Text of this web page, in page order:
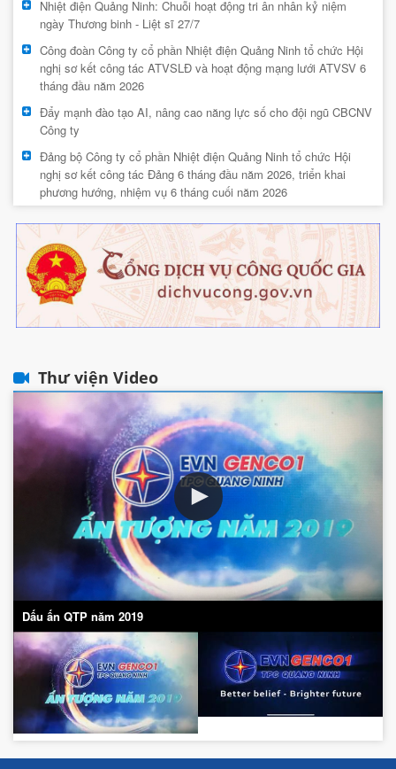
Nhiệt điện Quảng Ninh: Chuỗi hoạt động tri ân nhân kỷ niệm
ngày Thương binh - Liệt sĩ 27/7
Công đoàn Công ty cổ phần Nhiệt điện Quảng Ninh tổ chức Hội
nghị sơ kết công tác ATVSLĐ và hoạt động mạng lưới ATVSV 6
tháng đầu năm 2026
Đẩy mạnh đào tạo AI, nâng cao năng lực số cho đội ngũ CBCNV
Công ty
Đảng bộ Công ty cổ phần Nhiệt điện Quảng Ninh tổ chức Hội
nghị sơ kết công tác Đảng 6 tháng đầu năm 2026, triển khai
phương hướng, nhiệm vụ 6 tháng cuối năm 2026
Thư viện Video
Dấu ấn QTP năm 2019